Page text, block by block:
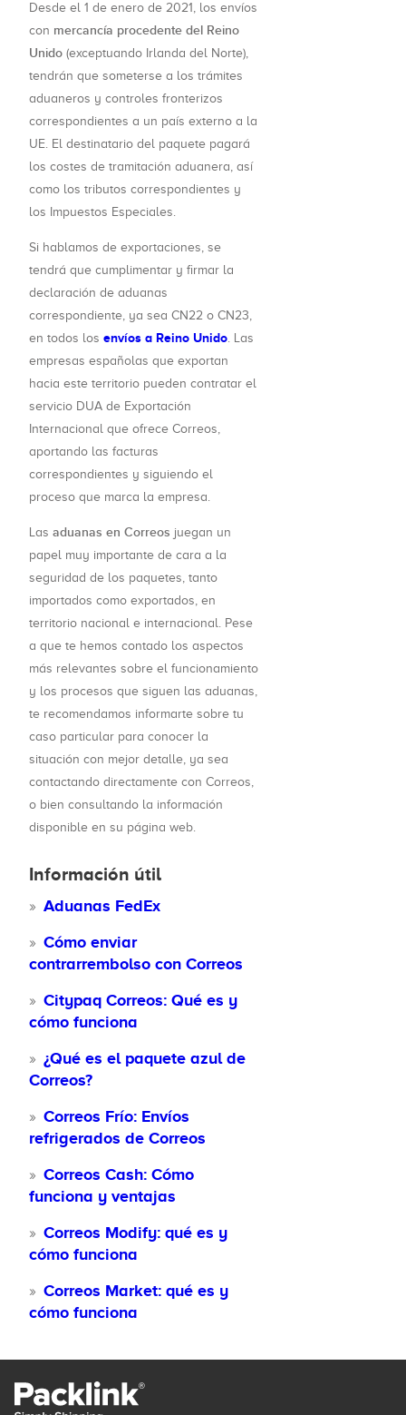
Desde el 1 de enero de 2021, los envíos
con mercancía procedente del Reino
Unido (exceptuando Irlanda del Norte),
tendrán que someterse a los trámites
aduaneros y controles fronterizos
correspondientes a un país externo a la
UE. El destinatario del paquete pagará
los costes de tramitación aduanera, así
como los tributos correspondientes y
los Impuestos Especiales.
Si hablamos de exportaciones, se
tendrá que cumplimentar y firmar la
declaración de aduanas
correspondiente, ya sea CN22 o CN23,
en todos los envíos a Reino Unido. Las
empresas españolas que exportan
hacia este territorio pueden contratar el
servicio DUA de Exportación
Internacional que ofrece Correos,
aportando las facturas
correspondientes y siguiendo el
proceso que marca la empresa.
Las aduanas en Correos juegan un
papel muy importante de cara a la
seguridad de los paquetes, tanto
importados como exportados, en
territorio nacional e internacional. Pese
a que te hemos contado los aspectos
más relevantes sobre el funcionamiento
y los procesos que siguen las aduanas,
te recomendamos informarte sobre tu
caso particular para conocer la
situación con mejor detalle, ya sea
contactando directamente con Correos,
o bien consultando la información
disponible en su página web.
Información útil
Aduanas FedEx
Cómo enviar
contrarrembolso con Correos
Citypaq Correos: Qué es y
cómo funciona
¿Qué es el paquete azul de
Correos?
Correos Frío: Envíos
refrigerados de Correos
Correos Cash: Cómo
funciona y ventajas
Correos Modify: qué es y
cómo funciona
Correos Market: qué es y
cómo funciona